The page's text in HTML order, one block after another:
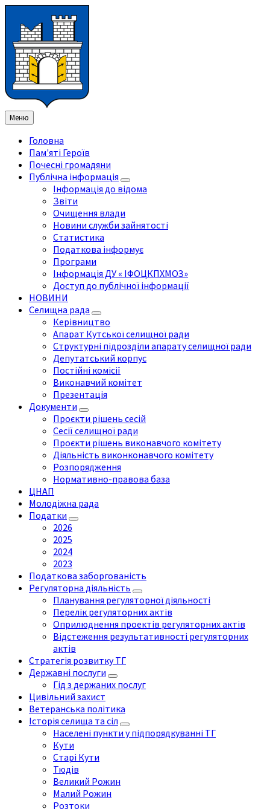
змісту
ліву
бічну
панель
праву
бічну
панель
нижнього
колонтитула
Меню
Головна
Пам'яті Героїв
Почесні громадяни
Публічна інформація
Інформація до відома
Звіти
Очищення влади
Новини служби зайнятості
Статистика
Податкова інформує
Програми
Інформація ДУ « ІФОЦКПХМОЗ»
Доступ до публічної інформації
НОВИНИ
Селищна рада
Керівництво
Апарат Кутської селищної ради
Структурні підрозділи апарату селищної ради
Депутатський корпус
Постійні комісії
Виконавчий комітет
Презентація
Документи
Проєкти рішень сесій
Сесії селищної ради
Проєкти рішень виконавчого комітету
Діяльність виконконавчого комітету
Розпорядження
Нормативно-правова база
ЦНАП
Молодіжна рада
Податки
2026
2025
2024
2023
Податкова заборгованість
Регуляторна діяльність
Планування регуляторної діяльності
Перелік регуляторних актів
Оприлюднення проектів регуляторних актів
Відстеження результативності регуляторних
актів
Стратегія розвитку ТГ
Державні послуги
Гід з держаних послуг
Цивільний захист
Ветеранська політика
Історія селища та сіл
Населені пункти у підпорядкуванні ТГ
Кути
Старі Кути
Тюдів
Великий Рожин
Малий Рожин
Розтоки